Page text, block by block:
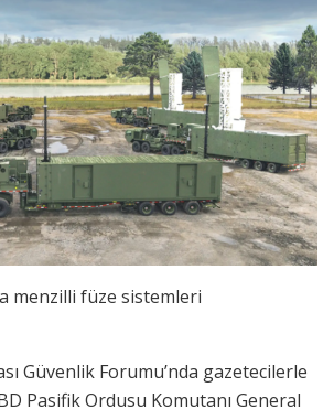
menzilli füze sistemleri
Güvenlik Forumu’nda gazetecilerle
Pasifik Ordusu Komutanı General